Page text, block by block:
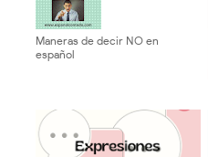
Maneras de decir NO en
español